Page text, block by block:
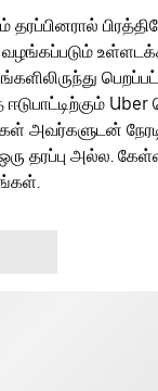
வழங்கப்படும்
Uber
அவர்களுடன்
தரப்பு அல்ல.